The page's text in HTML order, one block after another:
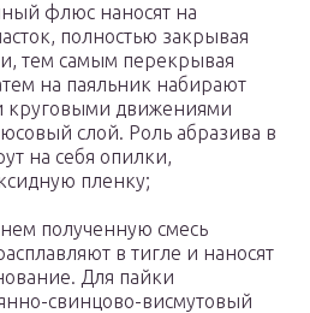
флюс наносят на
полностью закрывая
тем самым перекрывая
на паяльник набирают
круговыми движениями
слой. Роль абразива в
на себя опилки,
пленку;
полученную смесь
в тигле и наносят
Для пайки
свинцово-висмутовый